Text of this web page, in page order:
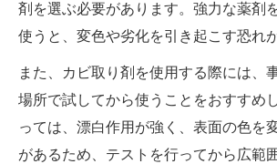
剤を選ぶ必要があります。強力な薬剤
使うと、変色や劣化を引き起こす恐れ
また、カビ取り剤を使用する際には、
場所で試してから使うことをおすすめ
っては、漂白作用が強く、表面の色を
があるため、テストを行ってから広範